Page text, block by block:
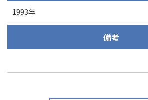
1993年
備考